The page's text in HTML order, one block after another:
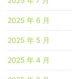
2025 年 6 月
2025 年 5 月
2025 年 4 月